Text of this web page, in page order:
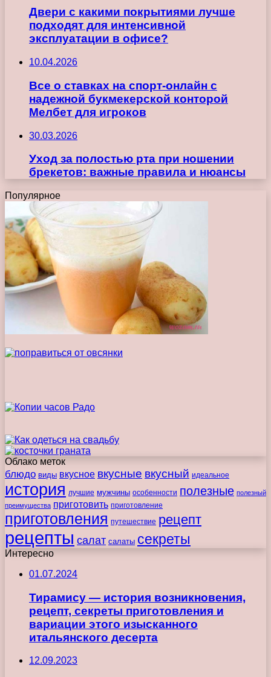
Двери с какими покрытиями лучше
подходят для интенсивной
эксплуатации в офисе?
10.04.2026
Все о ставках на спорт-онлайн с
надежной букмекерской конторой
Мелбет для игроков
30.03.2026
Уход за полостью рта при ношении
брекетов: важные правила и нюансы
Популярное
Облако меток
блюдо виды вкусное вкусные вкусный идеальное
история лучшие мужчины особенности полезные полезный
преимущества приготовить приготовление
приготовления путешествие рецепт
рецепты салат салаты секреты
Интересно
01.07.2024
Тирамису — история возникновения,
рецепт, секреты приготовления и
вариации этого изысканного
итальянского десерта
12.09.2023